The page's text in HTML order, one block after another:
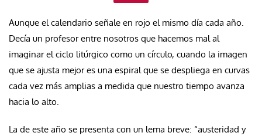
Aunque el calendario señale en rojo el mismo día cada año.
Decía un profesor entre nosotros que hacemos mal al
imaginar el ciclo litúrgico como un círculo, cuando la imagen
que se ajusta mejor es una espiral que se despliega en curvas
cada vez más amplias a medida que nuestro tiempo avanza
hacia lo alto.
La de este año se presenta con un lema breve: “austeridad y